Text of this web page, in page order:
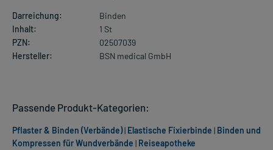
Darreichung:
Binden
Inhalt:
1 St
PZN:
02507039
Hersteller:
BSN medical GmbH
Passende Produkt-Kategorien:
Pflaster & Binden (Verbände)| Elastische Fixierbinde | Binden und
Kompressen für Wundverbände | Reiseapotheke